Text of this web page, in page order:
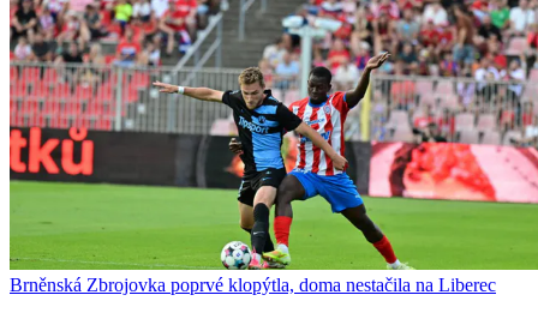
Brněnská Zbrojovka poprvé klopýtla, doma nestačila na Liberec